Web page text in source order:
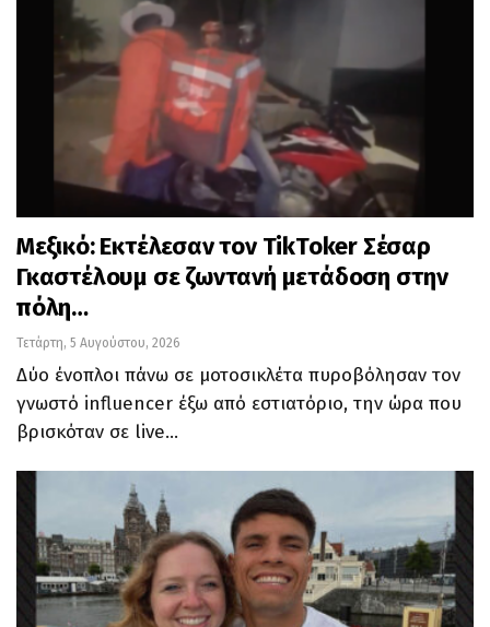
Μεξικό: Εκτέλεσαν τον TikToker Σέσαρ
Γκαστέλουμ σε ζωντανή μετάδοση στην
πόλη…
Τετάρτη, 5 Αυγούστου, 2026
Δύο ένοπλοι πάνω σε μοτοσικλέτα πυροβόλησαν τον
γνωστό influencer έξω από εστιατόριο, την ώρα που
βρισκόταν σε live…